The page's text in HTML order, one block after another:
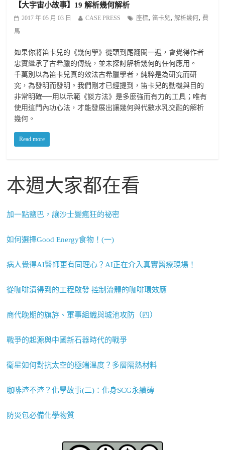
【大宇宙小故事】19 解析幾何解析
2017 年 05 月 03 日 CASE PRESS 座標,笛卡兒,解析幾何, 費
馬
如果你將笛卡兒的《幾何學》從頭到尾翻閱一遍，會覺得作者
忠實繼承了古希臘的傳統，並未探討解析幾何的任何應用。
千萬別以為笛卡兒真的效法古希臘學者，純粹是為研究而研
究，為發明而發明。我們剛才已經提到，笛卡兒的動機與目的
非常明確──用以示範《談方法》是多麼強而有力的工具；唯有
使用這門內功心法，才能發展出讓幾何與代數水乳交融的解析
幾何。
Read more
本週大家都在看
加一點鹽巴，讓沙士變瘋狂的祕密
如何選擇Good Energy食物！(一)
病人覺得AI醫師更有同理心？AI正在介入真實醫療現場！
從咖啡漬得到的工程啟發 控制流體的咖啡環效應
商代晚期的旗斿、軍事組織與城池攻防（四）
戰爭的起源與中國新石器時代的戰爭
衛星如何對抗太空的極端溫度？多層隔熱材料
咖啡渣不渣？化學故事(二)：化身SCG永續磚
防災包必備化學物質